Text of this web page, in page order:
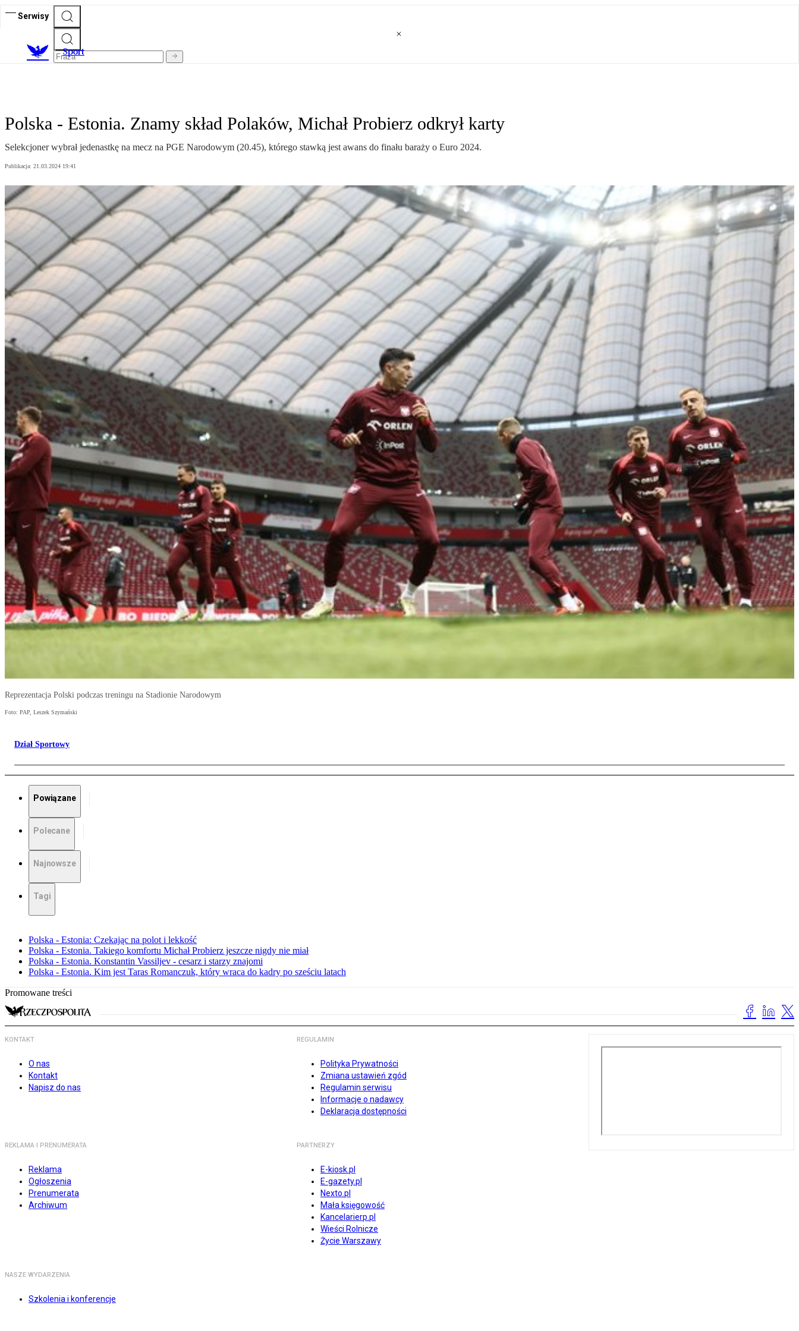
Serwisy
Sport
Polska - Estonia. Znamy skład Polaków, Michał Probierz odkrył karty
Selekcjoner wybrał jedenastkę na mecz na PGE Narodowym (20.45), którego stawką jest awans do finału baraży o Euro 2024.
Publikacja: 21.03.2024 19:41
Reprezentacja Polski podczas treningu na Stadionie Narodowym
Foto: PAP, Leszek Szymański
Dział Sportowy
Powiązane
Polecane
Najnowsze
Tagi
Polska - Estonia: Czekając na polot i lekkość
Polska - Estonia. Takiego komfortu Michał Probierz jeszcze nigdy nie miał
Polska - Estonia. Konstantin Vassiljev - cesarz i starzy znajomi
Polska - Estonia. Kim jest Taras Romanczuk, który wraca do kadry po sześciu latach
Promowane treści
KONTAKT
O nas
Kontakt
Napisz do nas
REGULAMIN
Polityka Prywatności
Zmiana ustawień zgód
Regulamin serwisu
Informacje o nadawcy
Deklaracja dostępności
REKLAMA I PRENUMERATA
Reklama
Ogłoszenia
Prenumerata
Archiwum
PARTNERZY
E-kiosk.pl
E-gazety.pl
Nexto.pl
Mała księgowość
Kancelarierp.pl
Wieści Rolnicze
Życie Warszawy
NASZE WYDARZENIA
Szkolenia i konferencje